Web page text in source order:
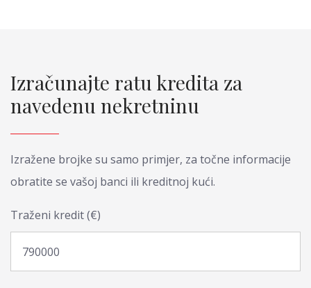
Izračunajte ratu kredita za
navedenu nekretninu
Izražene brojke su samo primjer, za točne informacije
obratite se vašoj banci ili kreditnoj kući.
Traženi kredit (€)